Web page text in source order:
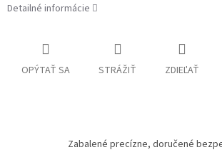
Detailné informácie
OPÝTAŤ SA STRÁŽIŤ ZDIEĽAŤ
Zabalené precízne, doručené